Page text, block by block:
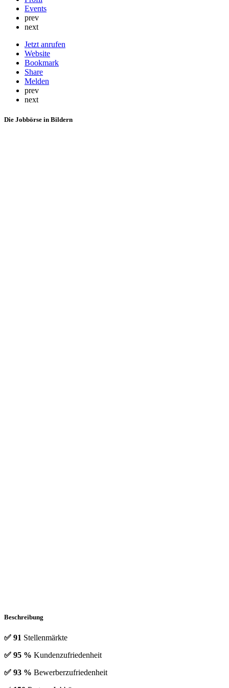
Events
prev
next
Jetzt anrufen
Website
Bookmark
Share
Melden
prev
next
Die Jobbörse in Bildern
Beschreibung
✅ 91 Stellenmärkte
✅ 95 % Kundenzufriedenheit
✅ 93 % Bewerberzufriedenheit